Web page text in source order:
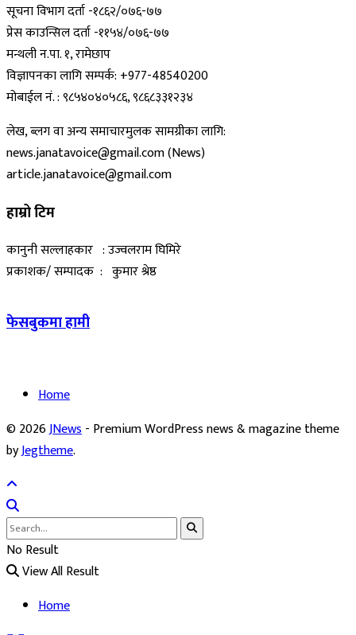
सूचना विभाग दर्ता -१८६२/०७६-७७
प्रेस काउन्सिल दर्ता -११५४/०७६-७७
मन्थली न.पा. १, रामेछाप
विज्ञापनका लागि सम्पर्क: +977-48540200
मोबाईल नं. : ९८५४०४०५८६, ९८६८३३१२३४
लेख, ब्लग वा अन्य समाचारमुलक सामग्रीका लागि:
news.janatavoice@gmail.com (News)
article.janatavoice@gmail.com
हाम्रो टिम
कानुनी सल्लाहकार : उज्वलराम घिमिरे
प्रकाशक/ सम्पादक : कुमार श्रेष्ठ
फेसबुकमा हामी
Home
© 2026JNews- Premium WordPress news & magazine theme
byJegtheme.
No Result
View All Result
Home